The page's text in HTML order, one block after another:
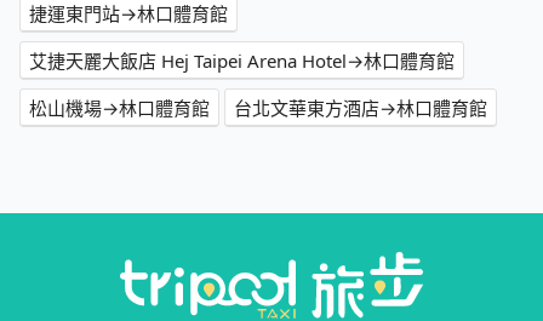
捷運東門站→林口體育館
艾捷天麗大飯店 Hej Taipei Arena Hotel→林口體育館
松山機場→林口體育館
台北文華東方酒店→林口體育館